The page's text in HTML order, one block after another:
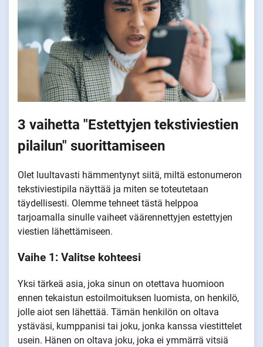
3 vaihetta "Estettyjen tekstiviestien
pilailun" suorittamiseen
Olet luultavasti hämmentynyt siitä, miltä estonumeron
tekstiviestipila näyttää ja miten se toteutetaan
täydellisesti. Olemme tehneet tästä helppoa
tarjoamalla sinulle vaiheet väärennettyjen estettyjen
viestien lähettämiseen.
Vaihe 1: Valitse kohteesi
Yksi tärkeä asia, joka sinun on otettava huomioon
ennen tekaistun estoilmoituksen luomista, on henkilö,
jolle aiot sen lähettää. Tämän henkilön on oltava
ystäväsi, kumppanisi tai joku, jonka kanssa viestittelet
usein. Hänen on oltava joku, joka ei ymmärrä vitsiä